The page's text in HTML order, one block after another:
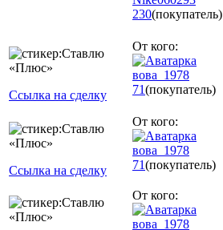
230(покупатель)
Ссылка на сделку
От кого:
вова_1978
71(покупатель)
Ссылка на сделку
От кого:
вова_1978
71(покупатель)
От кого:
вова_1978